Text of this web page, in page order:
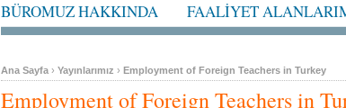
BÜROMUZ HAKKINDA FAALİYET
Ana Sayfa › Yayınlarımız › Employment of Foreign Teachers in Turkey
Employment of Foreign Teachers in